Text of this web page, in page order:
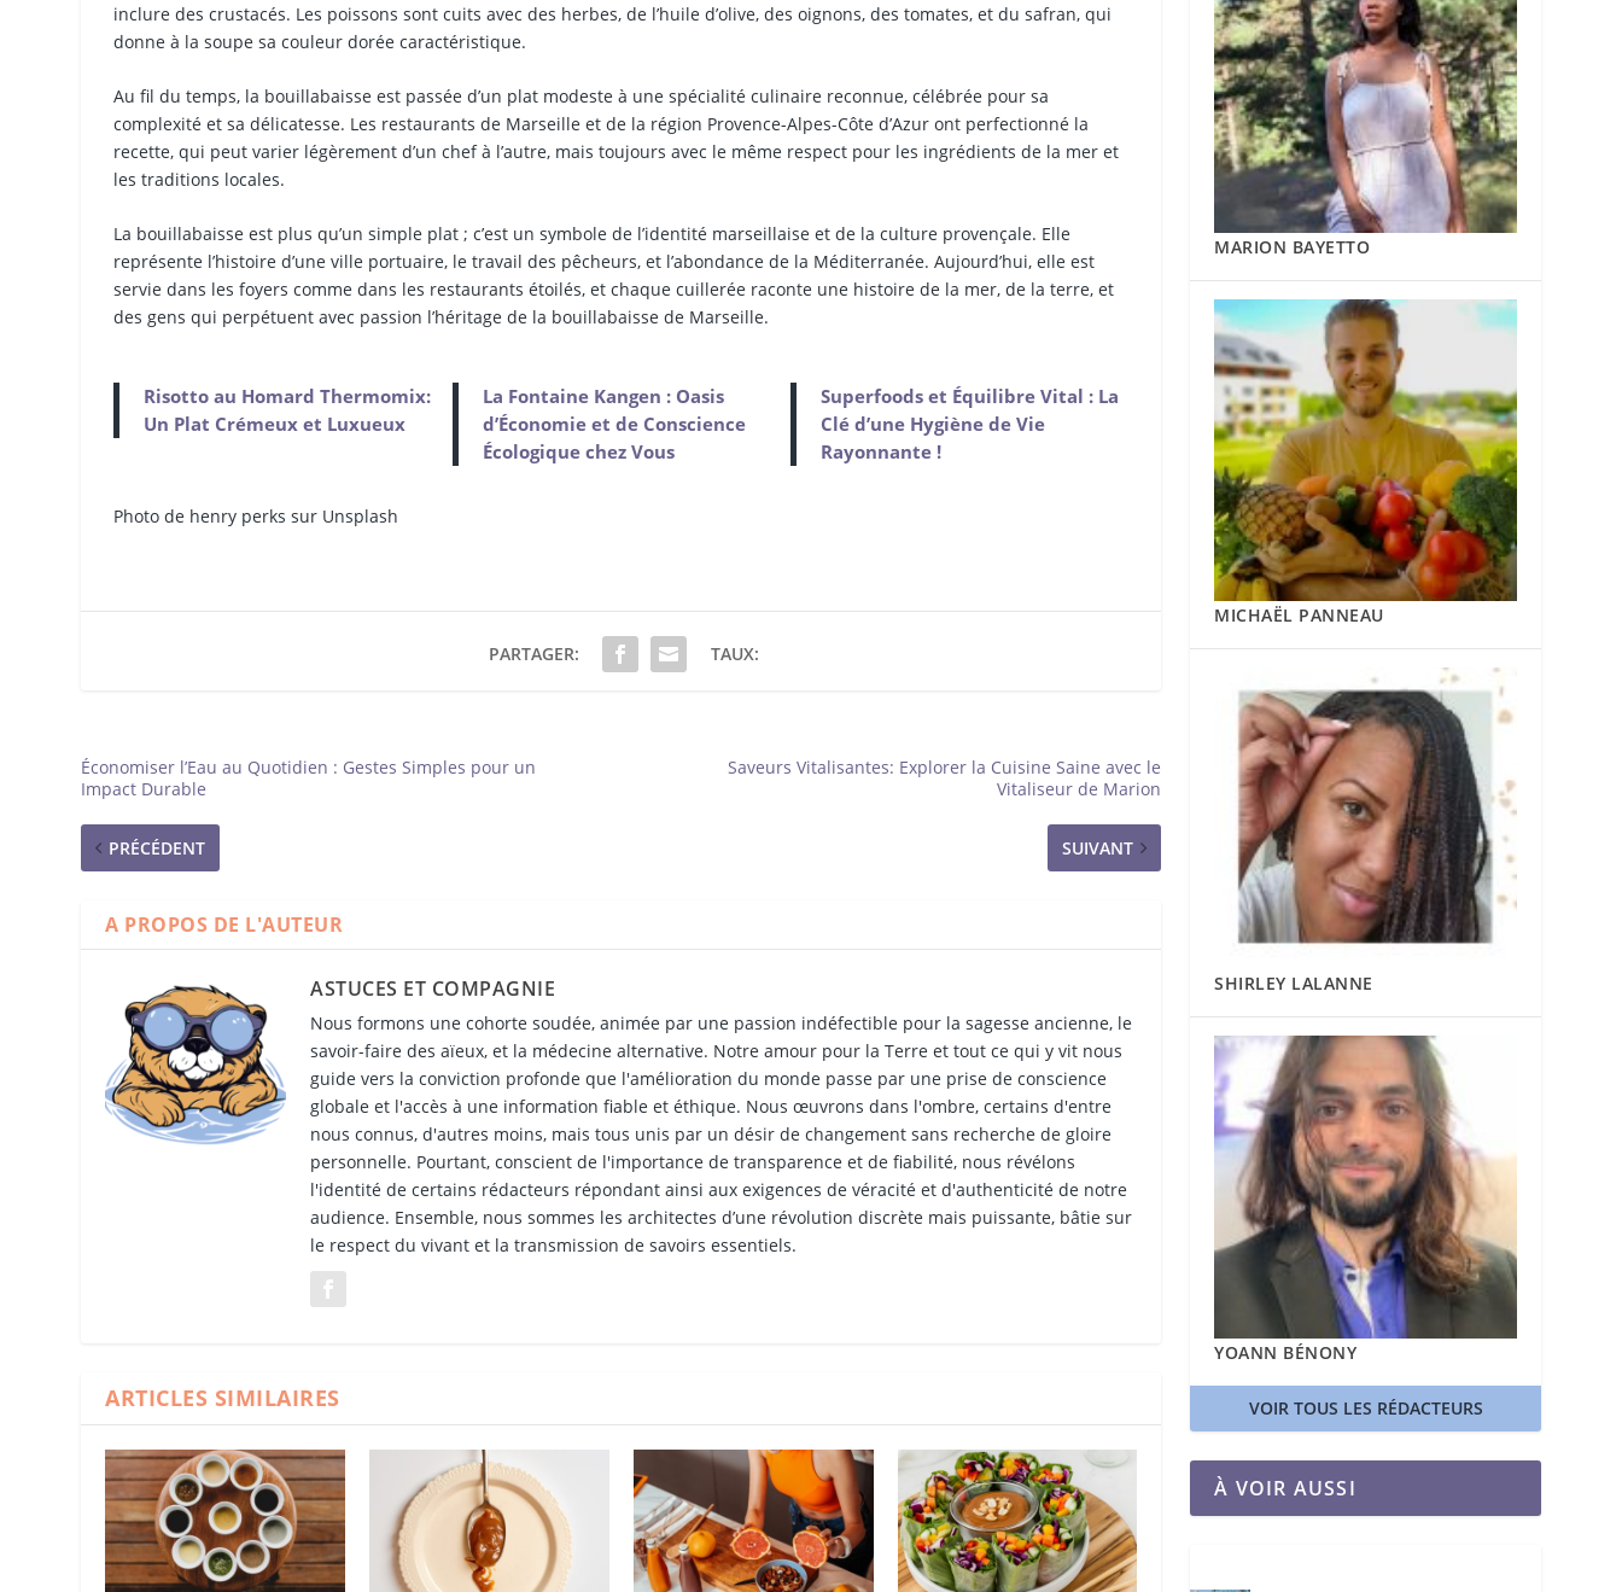
inclure des crustacés. Les poissons sont cuits avec des herbes, de l’huile d’olive, des oignons, des tomates, et du safran, qui
donne à la soupe sa couleur dorée caractéristique.
Au fil du temps, la bouillabaisse est passée d’un plat modeste à une spécialité culinaire reconnue, célébrée pour sa
complexité et sa délicatesse. Les restaurants de Marseille et de la région Provence-Alpes-Côte d’Azur ont perfectionné la
recette, qui peut varier légèrement d’un chef à l’autre, mais toujours avec le même respect pour les ingrédients de la mer et
les traditions locales.
La bouillabaisse est plus qu’un simple plat ; c’est un symbole de l’identité marseillaise et de la culture provençale. Elle
représente l’histoire d’une ville portuaire, le travail des pêcheurs, et l’abondance de la Méditerranée. Aujourd’hui, elle est
servie dans les foyers comme dans les restaurants étoilés, et chaque cuillerée raconte une histoire de la mer, de la terre, et
des gens qui perpétuent avec passion l’héritage de la bouillabaisse de Marseille.
Risotto au Homard Thermomix:
Un Plat Crémeux et Luxueux
La Fontaine Kangen : Oasis
d’Économie et de Conscience
Écologique chez Vous
Superfoods et Équilibre Vital : La
Clé d’une Hygiène de Vie
Rayonnante !
Photo de henry perks sur Unsplash
PARTAGER: TAUX:
Économiser l’Eau au Quotidien : Gestes Simples pour un
Impact Durable
PRÉCÉDENT
Saveurs Vitalisantes: Explorer la Cuisine Saine avec le
Vitaliseur de Marion
SUIVANT
A PROPOS DE L'AUTEUR
ASTUCES ET COMPAGNIE
Nous formons une cohorte soudée, animée par une passion indéfectible pour la sagesse ancienne, le
savoir-faire des aïeux, et la médecine alternative. Notre amour pour la Terre et tout ce qui y vit nous
guide vers la conviction profonde que l'amélioration du monde passe par une prise de conscience
globale et l'accès à une information fiable et éthique. Nous œuvrons dans l'ombre, certains d'entre
nous connus, d'autres moins, mais tous unis par un désir de changement sans recherche de gloire
personnelle. Pourtant, conscient de l'importance de transparence et de fiabilité, nous révélons
l'identité de certains rédacteurs répondant ainsi aux exigences de véracité et d'authenticité de notre
audience. Ensemble, nous sommes les architectes d’une révolution discrète mais puissante, bâtie sur
le respect du vivant et la transmission de savoirs essentiels.
ARTICLES SIMILAIRES
MARION BAYETTO
MICHAËL PANNEAU
SHIRLEY LALANNE
YOANN BÉNONY
VOIR TOUS LES RÉDACTEURS
À VOIR AUSSI